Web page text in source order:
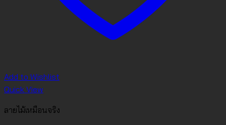
Add to Wishlist
Quick View
ลายไม้เหมือนจริง